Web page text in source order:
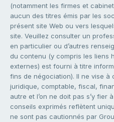
(notamment les firmes et
aucun des titres émis par les
présent site Web ou vers
site. Veuillez consulter un
en particulier ou d’autres
du contenu (y compris les liens
externes) est fourni à titre
fins de négociation). Il ne vise à
juridique, comptable, fiscal,
autre et l’on ne doit pas s’y fier
conseils exprimés reflètent
ne sont pas cautionnés par